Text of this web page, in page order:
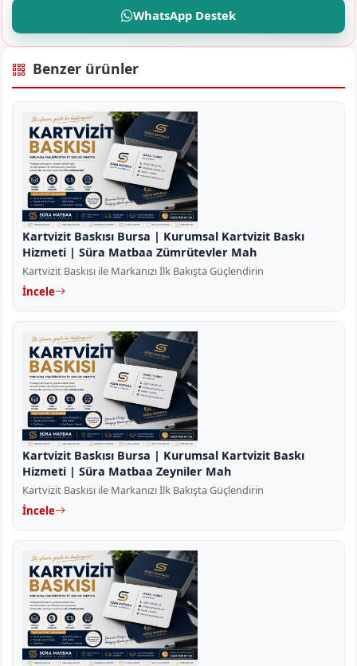
WhatsApp Destek
Benzer ürünler
Kartvizit Baskısı Bursa | Kurumsal Kartvizit Baskı
Hizmeti | Süra Matbaa Zümrütevler Mah
Kartvizit Baskısı ile Markanızı İlk Bakışta Güçlendirin
İncele
Kartvizit Baskısı Bursa | Kurumsal Kartvizit Baskı
Hizmeti | Süra Matbaa Zeyniler Mah
Kartvizit Baskısı ile Markanızı İlk Bakışta Güçlendirin
İncele